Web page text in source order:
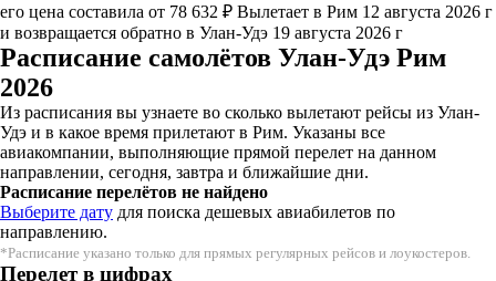
его цена составила от 78 632 ₽ Вылетает в Рим 12 августа 2026 г
и возвращается обратно в Улан-Удэ 19 августа 2026 г
Расписание самолётов Улан-Удэ Рим
2026
Из расписания вы узнаете во сколько вылетают рейсы из Улан-
Удэ и в какое время прилетают в Рим. Указаны все
авиакомпании, выполняющие прямой перелет на данном
направлении, сегодня, завтра и ближайшие дни.
Расписание перелётов не найдено
Выберите дату для поиска дешевых авиабилетов по
направлению.
*Расписание указано только для прямых регулярных рейсов и лоукостеров.
Перелет в цифрах